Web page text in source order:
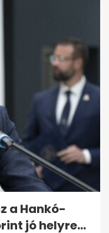
a Hankó-
jó helyre...